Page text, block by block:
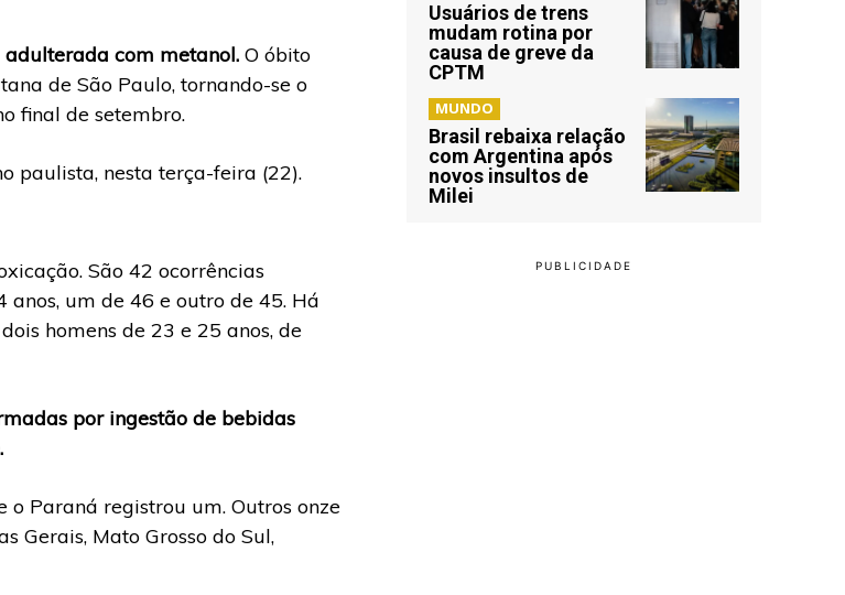
com metanol. O óbito
de São Paulo, tornando-se o
final de setembro.
paulista, nesta terça-feira (22).
São 42 ocorrências
um de 46 e outro de 45. Há
homens de 23 e 25 anos, de
por ingestão de bebidas
o Paraná registrou um. Outros onze
Gerais, Mato Grosso do Sul,
Usuários de trens
mudam rotina por
causa de greve da
CPTM
MUNDO
Brasil rebaixa relação
com Argentina após
novos insultos de
Milei